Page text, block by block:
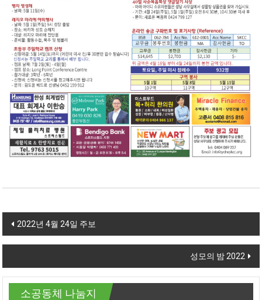
Post navigation
2022년 4월 24일 주보
성모의 밤 2022
소공동체 나눔지